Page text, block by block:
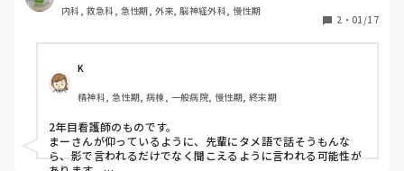
オペ室と言っても、整形外科メイン、あとは外科、泌尿器
じです。
さて、本題なのです。
１人新卒1年目の女の子がいるのですが、結構タメ語になる
子がいます。
この病院は割と若い子ばかりでして、先輩も30代超えはリー
ダーしたり、管理職だったりとかなり少ないです。
内科, 救急科, 急性期, 外来, 脳神経外科, 慢性期
2 ・ 01/17
K
精神科, 急性期, 病棟, 一般病院, 慢性期, 終末期
2年目看護師のものです。
まーさんが仰っているように、先輩にタメ語で話そうもんな
ら、影で言われるだけでなく聞こえるように言われる可能性が